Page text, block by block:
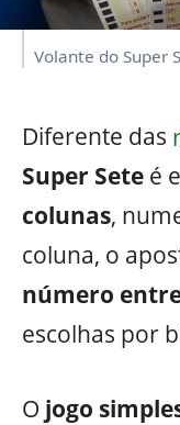
Volante do Super
Diferente das
Super Sete é
colunas,
coluna, o
número
escolhas por
O jogo